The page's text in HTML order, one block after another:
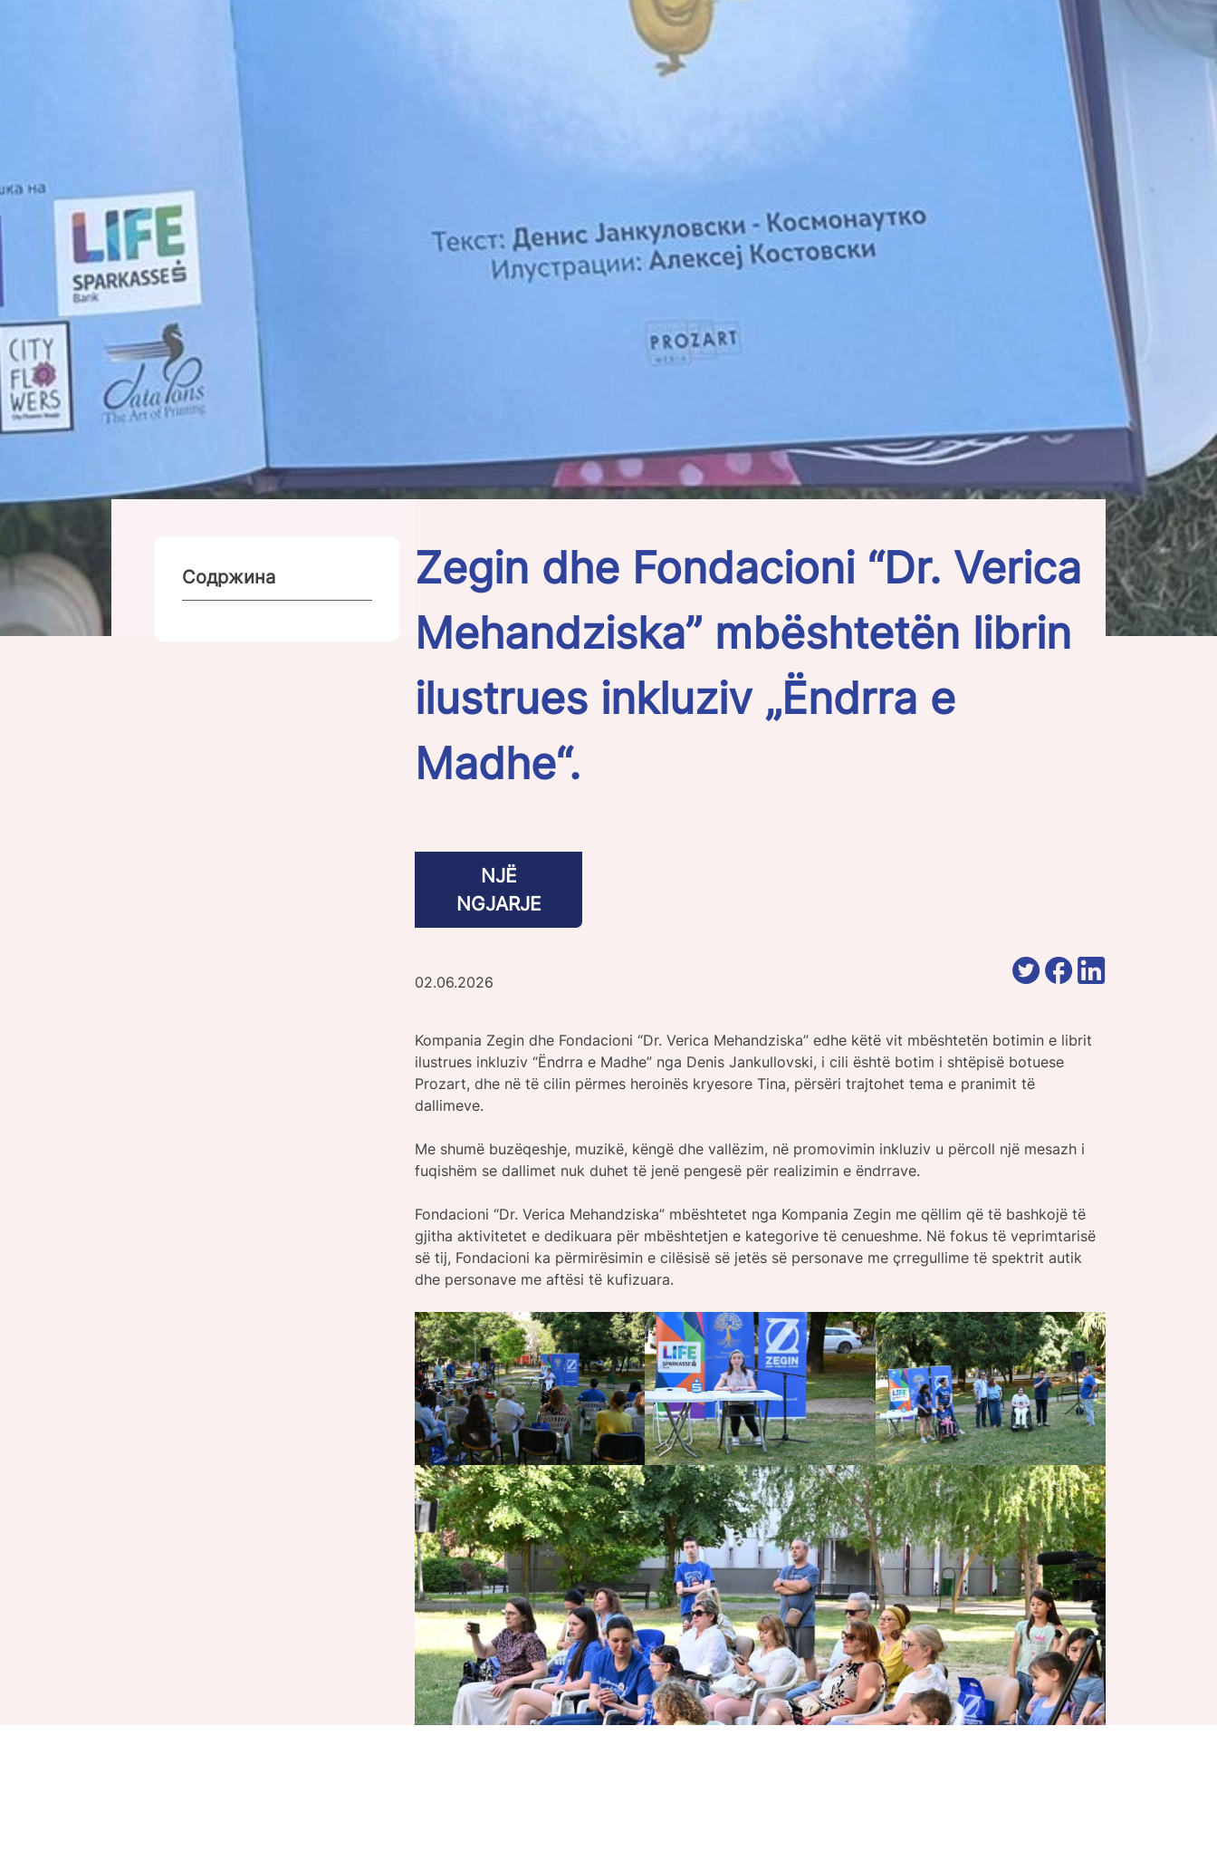
Содржина
Zegin dhe Fondacioni “Dr. Verica
Mehandziska” mbështetën librin
ilustrues inkluziv „Ëndrra e
Madhe“.
NJË
NGJARJE
02.06.2026
Kompania Zegin dhe Fondacioni “Dr. Verica Mehandziska” edhe këtë vit mbështetën botimin e librit
ilustrues inkluziv “Ëndrra e Madhe” nga Denis Jankullovski, i cili është botim i shtëpisë botuese
Prozart, dhe në të cilin përmes heroinës kryesore Tina, përsëri trajtohet tema e pranimit të
dallimeve.
Me shumë buzëqeshje, muzikë, këngë dhe vallëzim, në promovimin inkluziv u përcoll një mesazh i
fuqishëm se dallimet nuk duhet të jenë pengesë për realizimin e ëndrrave.
Fondacioni “Dr. Verica Mehandziska” mbështetet nga Kompania Zegin me qëllim që të bashkojë të
gjitha aktivitetet e dedikuara për mbështetjen e kategorive të cenueshme. Në fokus të veprimtarisë
së tij, Fondacioni ka përmirësimin e cilësisë së jetës së personave me çrregullime të spektrit autik
dhe personave me aftësi të kufizuara.